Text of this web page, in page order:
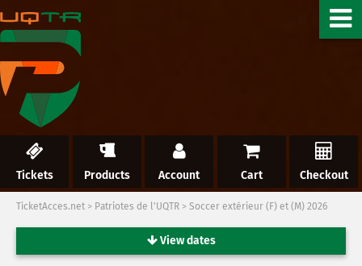
Tickets Products Account Cart Checkout
TicketAcces.net > Patriotes de l'UQTR > Soccer extérieur (F) et (M) 2026
View dates